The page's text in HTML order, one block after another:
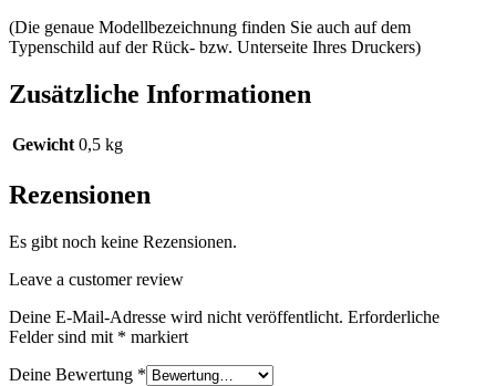
(Die genaue Modellbezeichnung finden Sie auch auf dem
Typenschild auf der Rück- bzw. Unterseite Ihres Druckers)
Zusätzliche Informationen
Gewicht 0,5 kg
Rezensionen
Es gibt noch keine Rezensionen.
Leave a customer review
Deine E-Mail-Adresse wird nicht veröffentlicht. Erforderliche
Felder sind mit * markiert
Deine Bewertung *